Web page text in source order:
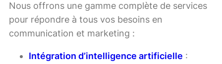
Nous offrons une gamme complète de services
pour répondre à tous vos besoins en
communication et marketing :
Intégration d’intelligence artificielle :